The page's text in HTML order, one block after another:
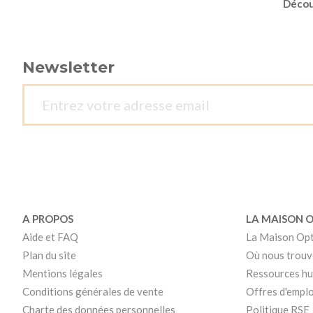
Newsletter
A PROPOS
Aide et FAQ
Plan du site
Mentions légales
Conditions générales de vente
Charte des données personnelles
LA MAISON
La Maison
Où nous
Ressources
Offres
Politique RSE